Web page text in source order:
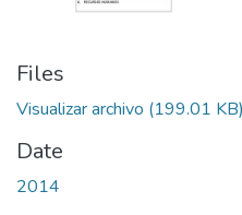
Files
Visualizar archivo (199.01 KB)
Date
2014